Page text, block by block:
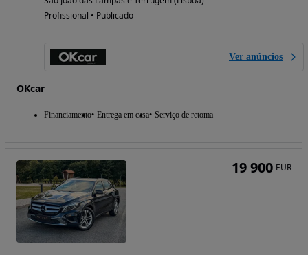
Profissional • Publicado
Ver anúncios
OKcar
Financiamento Entrega em casa Serviço de retoma
19 900 EUR